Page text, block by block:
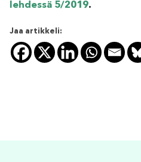
lehdessä 5/2019.
Jaa artikkeli: